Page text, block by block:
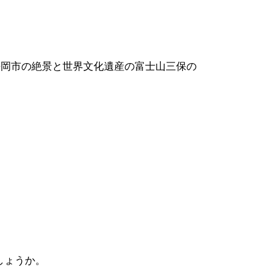
市の絶景と世界文化遺産の富士山三保の
うか。